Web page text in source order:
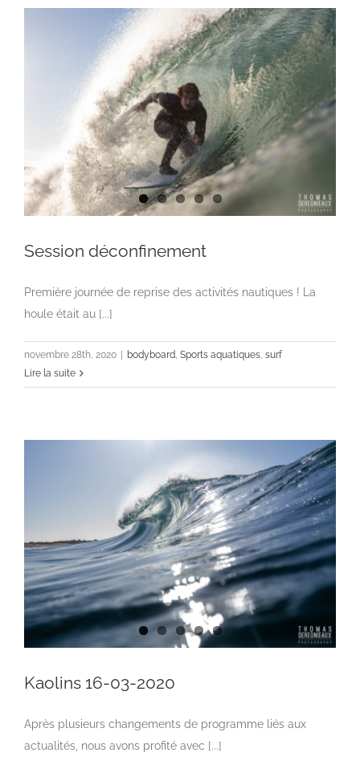
Session déconfinement
Première journée de reprise des activités nautiques ! La
houle était au [...]
novembre 28th, 2020 bodyboard, Sports aquatiques, surf
Lire la suite
Kaolins 16-03-2020
Après plusieurs changements de programme liés aux
actualités, nous avons profité avec [...]